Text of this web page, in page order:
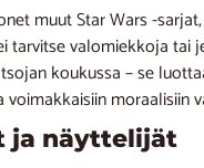
muut Star Wars -
tarvitse valomiekkoja tai
koukussa – se
voimakkaisiin moraalisiin
ja näyttelijät